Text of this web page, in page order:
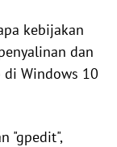
kebijakan
dan
di Windows 10
"gpedit",